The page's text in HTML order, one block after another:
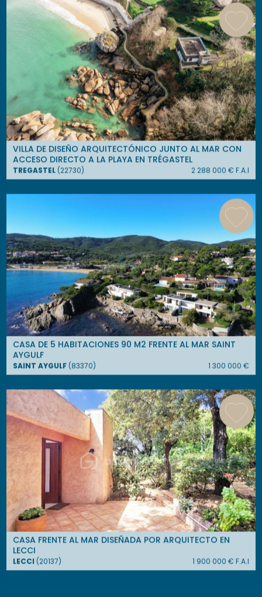
VILLA DE DISEÑO ARQUITECTÓNICO JUNTO AL MAR CON
ACCESO DIRECTO A LA PLAYA EN TRÉGASTEL
TREGASTEL(22730) 2 288 000 € F.A.I
CASA DE 5 HABITACIONES 90 M2 FRENTE AL MAR SAINT
AYGULF
SAINT AYGULF(83370) 1 300 000 €
CASA FRENTE AL MAR DISEÑADA POR ARQUITECTO EN
LECCI
LECCI (20137) 1 900 000 € F.A.I